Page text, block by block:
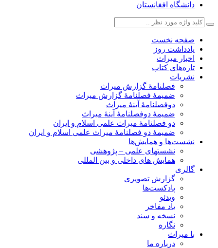
دانشگاه افغانستان
صفحه نخست
یادداشت روز
اخبار میراث
تازه‌های کتاب
نشریات
فصلنامۀ گزارش میراث
ضمیمۀ فصلنامۀ گزارش میراث
دوفصلنامۀ آینۀ میراث
ضمیمۀ دوفصلنامۀ آینۀ میراث
دو فصلنامۀ میراث علمی اسلام و ایران
ضمیمۀ دو فصلنامۀ میراث علمی اسلام و ایران
نشست‌ها و همایش‌ها
نشستهای علمی – پژوهشی
همایش های داخلی و بین المللی
گالری
گزارش تصویری
پادکست‌ها
ویدئو
یاد مفاخر
نسخه و سند
نگاره
با میراث
درباره ما